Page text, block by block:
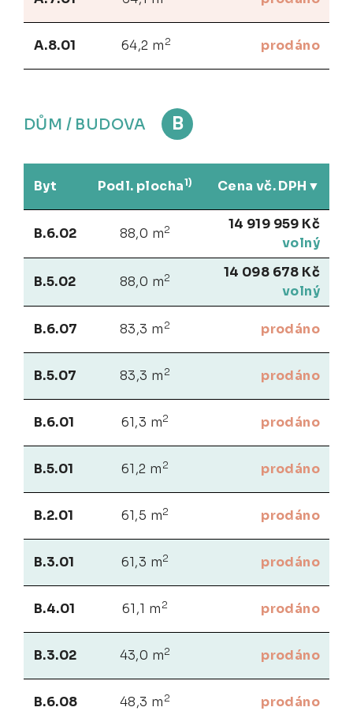
A.8.01 64,2 m 2 prodáno
DŮM / BUDOVA B
Byt Podl. plocha1) Cena vč. DPH
B.6.02 88,0 m2
14 919 959 Kč
volný
B.5.02 88,0 m2
14 098 678 Kč
volný
B.6.07 83,3 m 2 prodáno
B.5.07 83,3 m 2 prodáno
B.6.01 61,3 m2 prodáno
B.5.01 61,2 m 2 prodáno
B.2.01 61,5 m2 prodáno
B.3.01 61,3 m2 prodáno
B.4.01 61,1 m 2 prodáno
B.3.02 43,0 m2 prodáno
B.6.08 48,3 m 2 prodáno